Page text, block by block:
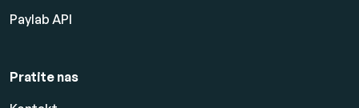
Paylab API
Pratite nas